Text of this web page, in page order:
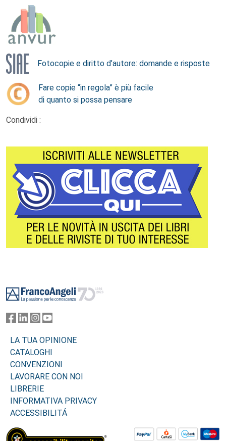
Fotocopie e diritto d’autore: domande e risposte
Fare copie “in regola” è più facile
di quanto si possa pensare
Condividi :
LA TUA OPINIONE
CATALOGHI
CONVENZIONI
LAVORARE CON NOI
LIBRERIE
INFORMATIVA PRIVACY
ACCESSIBILITÁ